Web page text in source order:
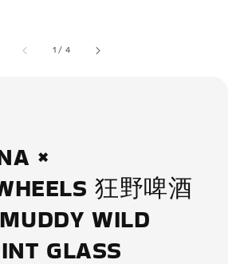
1 / 4
×
狂野啤酒
WILD
GLASS